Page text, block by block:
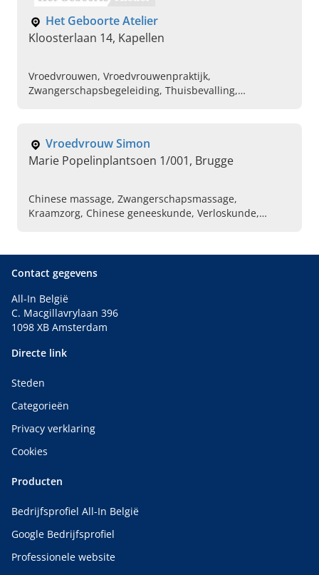
Het Geboorte Atelier
Kloosterlaan 14, Kapellen
Vroedvrouwen, Vroedvrouwenpraktijk,
Zwangerschapsbegeleiding, Thuisbevalling,
Vroedvrouw Simon
Marie Popelinplantsoen 1/001, Brugge
Chinese massage, Zwangerschapsmassage,
Kraamzorg, Chinese geneeskunde, Verloskunde,
Contact gegevens
All-In België
C. Macgillavrylaan 396
1098 XB Amsterdam
Directe link
Steden
Categorieën
Privacy verklaring
Cookies
Producten
Bedrijfsprofiel All-In België
Google Bedrijfsprofiel
Professionele website